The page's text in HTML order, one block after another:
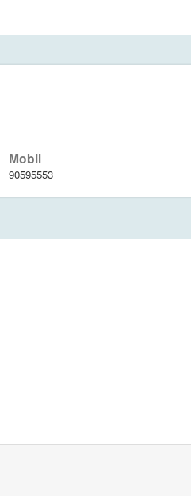
Mobil
90595553